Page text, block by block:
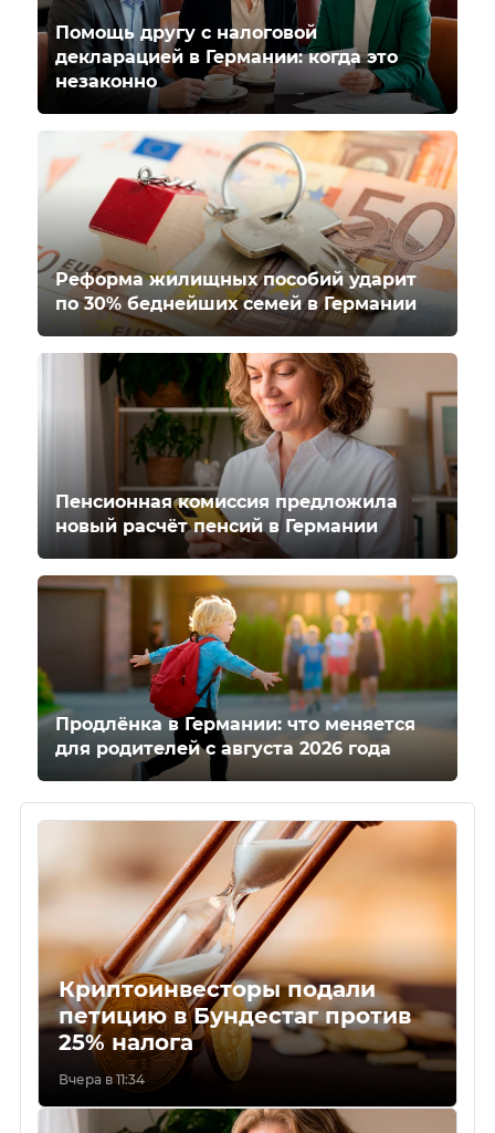
Помощь другу с налоговой
декларацией в Германии: когда это
незаконно
Реформа жилищных пособий ударит
по 30% беднейших семей в Германии
Пенсионная комиссия предложила
новый расчёт пенсий в Германии
Продлёнка в Германии: что меняется
для родителей с августа 2026 года
Криптоинвесторы подали
петицию в Бундестаг против
25% налога
Вчера в 11:34